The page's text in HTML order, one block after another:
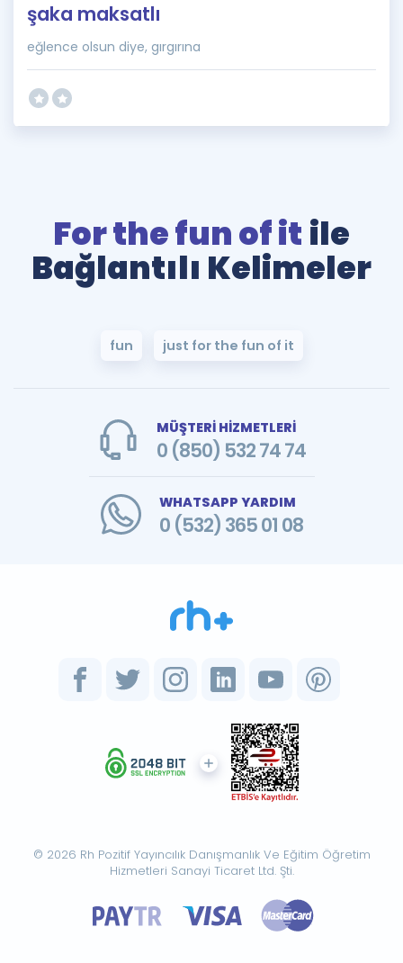
şaka maksatlı
eğlence olsun diye, gırgırına
For the fun of it ile
Bağlantılı Kelimeler
fun just for the fun of it
MÜŞTERİ HİZMETLERİ
0 (850) 532 74 74
WHATSAPP YARDIM
0 (532) 365 01 08
© 2026 Rh Pozitif Yayıncılık Danışmanlık Ve Eğitim Öğretim
Hizmetleri Sanayi Ticaret Ltd. Şti.